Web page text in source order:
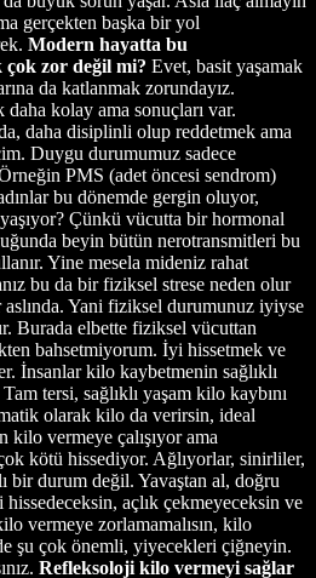
gerçekten başka bir yol
Modern hayatta bu
zor değil mi? Evet, basit yaşamak
da katlanmak zorundayız.
kolay ama sonuçları var.
daha disiplinli olup reddetmek ama
Duygu durumumuz sadece
PMS (adet öncesi sendrom)
bu dönemde gergin oluyor,
Çünkü vücutta bir hormonal
beyin bütün nerotransmitleri bu
Yine mesela mideniz rahat
bu da bir fiziksel strese neden olur
Yani fiziksel durumunuz iyiyse
Burada elbette fiziksel vücuttan
bahsetmiyorum. İyi hissetmek ve
İnsanlar kilo kaybetmenin sağlıklı
tersi, sağlıklı yaşam kilo kaybını
olarak kilo da verirsin, ideal
vermeye çalışıyor ama
kötü hissediyor. Ağlıyorlar, sinirliler,
bir durum değil. Yavaştan al, doğru
açlık çekmeyeceksin ve
vermeye zorlamamalısın, kilo
şu çok önemli, yiyecekleri çiğneyin.
Refleksoloji kilo vermeyi sağlar